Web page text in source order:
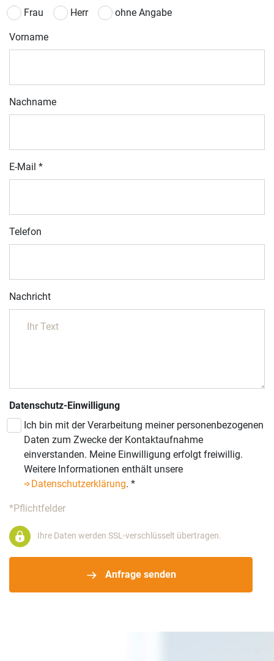
Frau
Herr ohne Angabe
Vorname
Nachname
E-Mail *
Telefon
Nachricht
Datenschutz-Einwilligung
Ich bin mit der Verarbeitung meiner personenbezogenen
Daten zum Zwecke der Kontaktaufnahme
einverstanden. Meine Einwilligung erfolgt freiwillig.
Weitere Informationen enthält unsere
Datenschutzerklärung. *
*Pflichtfelder
Anfrage senden
Ihre Daten werden SSL-verschlüsselt übertragen.